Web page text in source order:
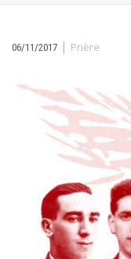
06/11/2017 | Prière